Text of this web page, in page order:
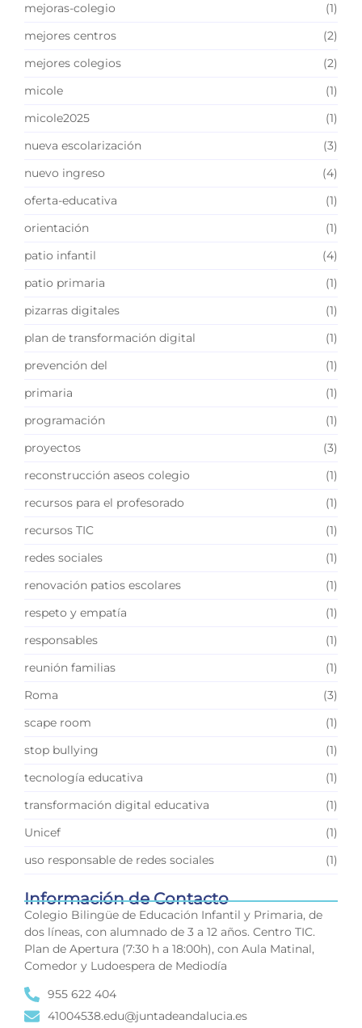
mejoras-colegio
(1)
mejores centros
(2)
mejores colegios
(2)
micole
(1)
micole2025
(1)
nueva escolarización
(3)
nuevo ingreso
(4)
oferta-educativa
(1)
orientación
(1)
patio infantil
(4)
patio primaria
(1)
pizarras digitales
(1)
plan de transformación digital
(1)
prevención del
(1)
primaria
(1)
programación
(1)
proyectos
(3)
reconstrucción aseos colegio
(1)
recursos para el profesorado
(1)
recursos TIC
(1)
redes sociales
(1)
renovación patios escolares
(1)
respeto y empatía
(1)
responsables
(1)
reunión familias
(1)
Roma
(3)
scape room
(1)
stop bullying
(1)
tecnología educativa
(1)
transformación digital educativa
(1)
Unicef
(1)
uso responsable de redes sociales
(1)
Información de Contacto
Colegio Bilingüe de Educación Infantil y Primaria, de
dos líneas, con alumnado de 3 a 12 años. Centro TIC.
Plan de Apertura (7:30 h a 18:00h), con Aula Matinal,
Comedor y Ludoespera de Mediodía
955 622 404
41004538.edu@juntadeandalucia.es